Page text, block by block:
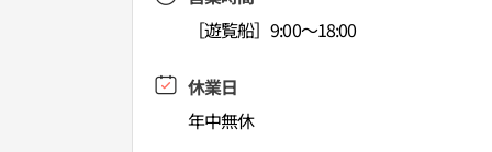
［遊覧船］9:00～18:00
休業日
年中無休